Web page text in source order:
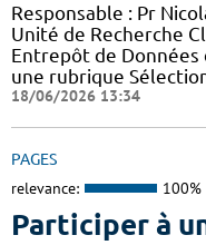
Responsable : Pr
Unité de Recherche
Entrepôt de Données
une rubrique
18/06/2026 13:34
PAGES
relevance: 100%
Participer à